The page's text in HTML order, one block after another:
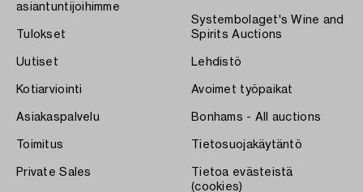
asiantuntijoihimme
Tulokset
Uutiset
Kotiarviointi
Asiakaspalvelu
Toimitus
Private Sales
Systembolaget's Wine and
Spirits Auctions
Lehdistö
Avoimet työpaikat
Bonhams - All auctions
Tietosuojakäytäntö
Tietoa evästeistä
(cookies)